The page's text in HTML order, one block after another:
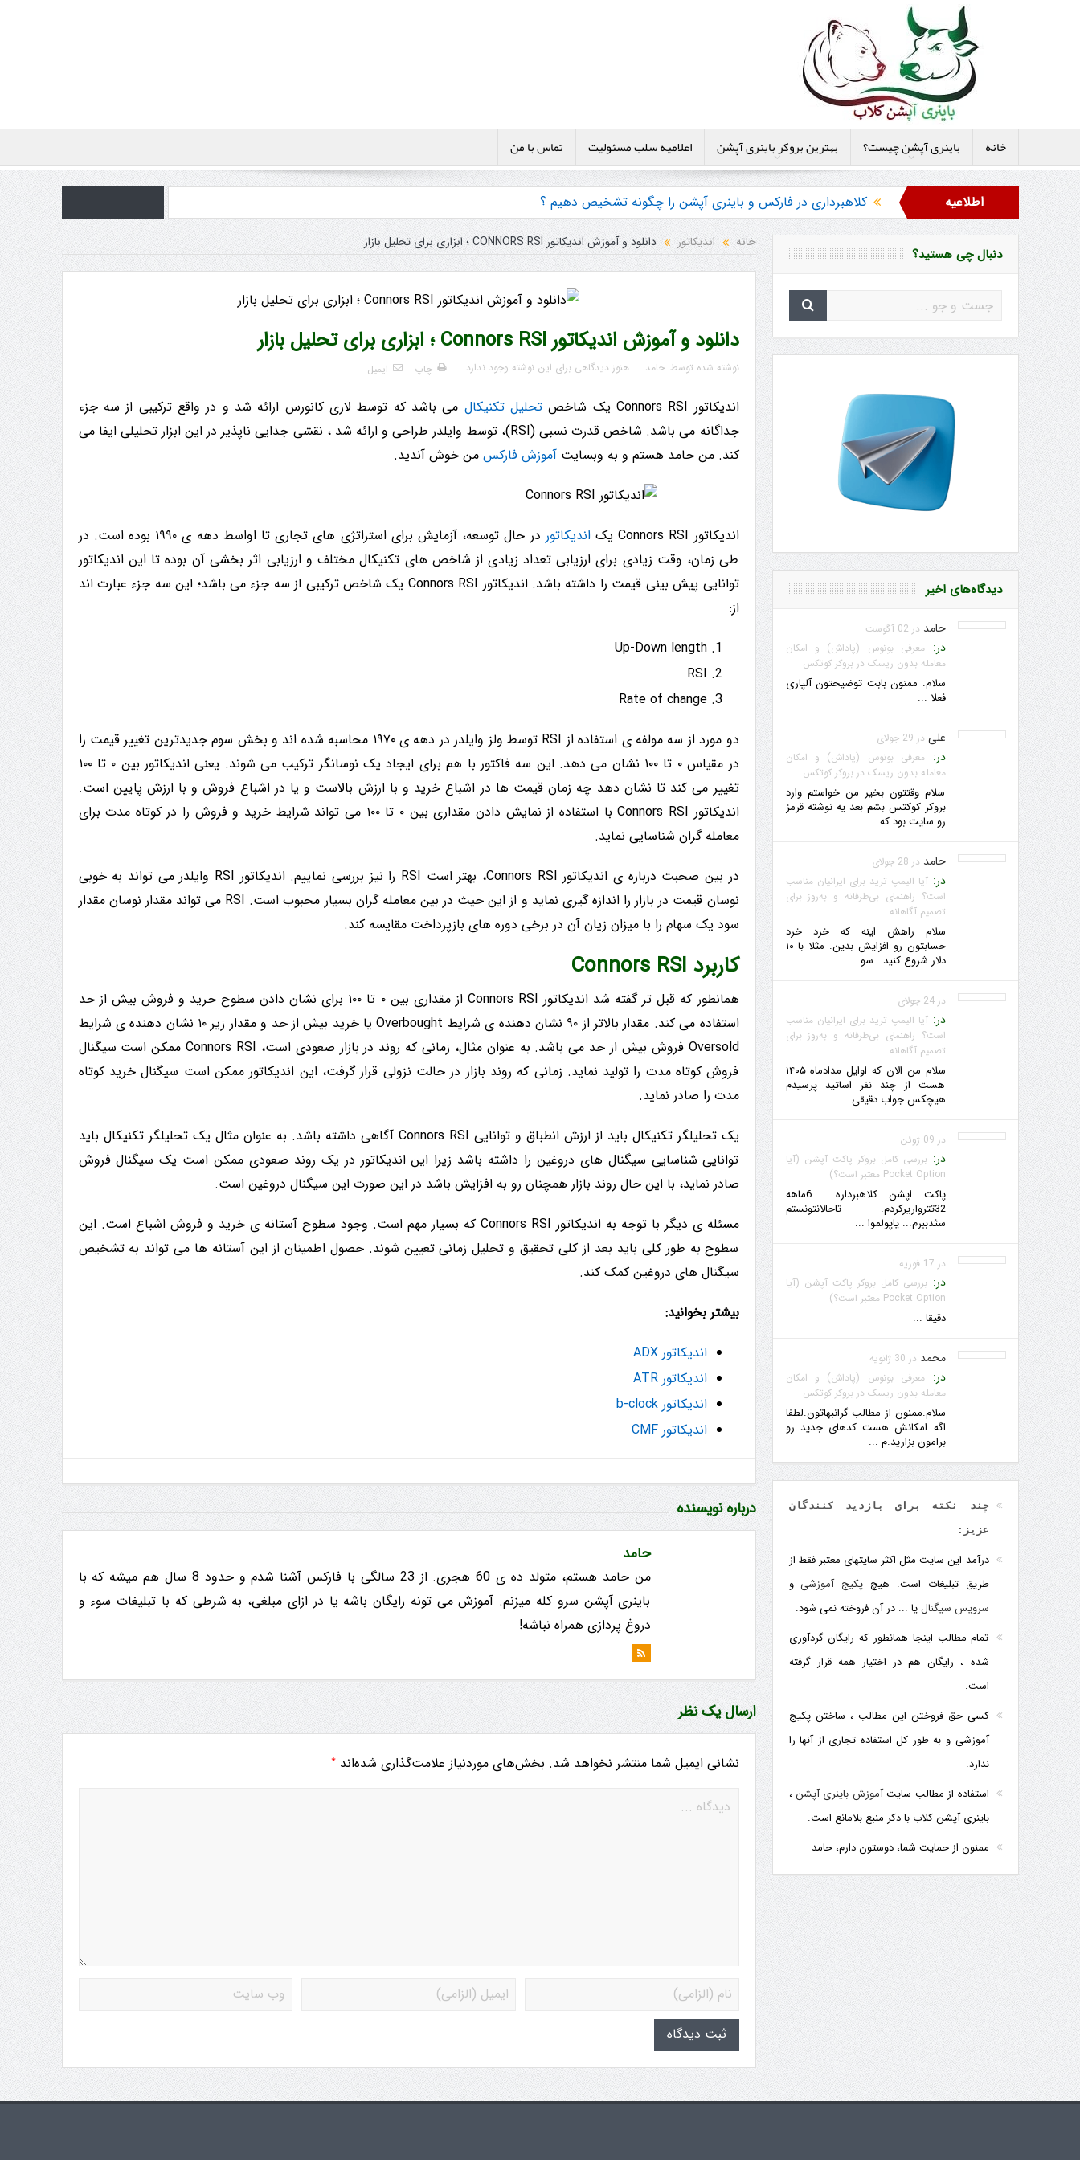
خانه باینری آپشن چیست؟ بهترین بروکر باینری آپشن اعلامیه سلب مسئولیت تماس با من
اطلاعیه
کلاهبرداری در فارکس و باینری آپشن را چگونه تشخیص دهیم ؟
هشدار در مورد خرید استراتژی ها و پکیج آموزش باینری آپشن
خانه اندیکاتور دانلود و آموزش اندیکاتور CONNORS RSI ؛ ابزاری برای تحلیل بازار
دانلود و آموزش اندیکاتور Connors RSI ؛ ابزاری برای تحلیل بازار
نوشته شده توسط:حامد هنوز دیدگاهی برای این نوشته وجود ندارد چاپ ایمیل
اندیکاتور Connors RSI یک شاخص تحلیل تکنیکال می باشد که توسط لاری کانورس ارائه شد و در واقع ترکیبی از سه جزء
جداگانه می باشد. شاخص قدرت نسبی (RSI)، توسط وایلدر طراحی و ارائه شد ، نقشی جدایی ناپذیر در این ابزار تحلیلی ایفا می
کند. من حامد هستم و به وبسایتآموزش فارکس من خوش آندید.
اندیکاتور Connors RSI یک اندیکاتور
در حال توسعه، آزمایش برای استراتژی های تجاری تا اواسط دهه ی ۱۹۹۰ بوده است. در
طی زمان، وقت زیادی برای ارزیابی تعداد زیادی از شاخص های تکنیکال مختلف و ارزیابی اثر بخشی آن بوده تا این اندیکاتور
توانایی پیش بینی قیمت را داشته باشد. اندیکاتور Connors RSI یک شاخص ترکیبی از سه جزء می باشد؛ این سه جزء عبارت اند
از:
Up-Down length
RSI
Rate of change
دو مورد از سه مولفه ی استفاده از RSI توسط ولز وایلدر در دهه ی ۱۹۷۰ محاسبه شده اند و بخش سوم جدیدترین تغییر قیمت را
در مقیاس ۰ تا ۱۰۰ نشان می دهد. این سه فاکتور با هم برای ایجاد یک نوسانگر ترکیب می شوند. یعنی اندیکاتور بین ۰ تا ۱۰۰
تغییر می کند تا نشان دهد چه زمان قیمت ها در اشباع خرید و با ارزش بالاست و یا در اشباع فروش و با ارزش پایین است.
اندیکاتور Connors RSI با استفاده از نمایش دادن مقداری بین ۰ تا ۱۰۰ می تواند شرایط خرید و فروش را در کوتاه مدت برای
معامله گران شناسایی نماید.
در بین صحبت درباره ی اندیکاتور Connors RSI، بهتر است RSI را نیز بررسی نماییم. اندیکاتور RSI وایلدر می تواند به خوبی
نوسان قیمت در بازار را اندازه گیری نماید و از این حیث در بین معامله گران بسیار محبوب است. RSI می تواند مقدار نوسان مقدار
سود یک سهام را با میزان زیان آن در برخی دوره های بازپرداخت مقایسه کند.
کاربرد Connors RSI
همانطور که قبل تر گفته شد اندیکاتور Connors RSI از مقداری بین ۰ تا ۱۰۰ برای نشان دادن سطوح خرید و فروش بیش از حد
استفاده می کند. مقدار بالاتر از ۹۰ نشان دهنده ی شرایط Overbought یا خرید بیش از حد و مقدار زیر ۱۰ نشان دهنده ی شرایط
Oversold فروش بیش از حد می باشد. به عنوان مثال، زمانی که روند در بازار صعودی است، Connors RSI ممکن است سیگنال
فروش کوتاه مدت را تولید نماید. زمانی که روند بازار در حالت نزولی قرار گرفت، این اندیکاتور ممکن است سیگنال خرید کوتاه
مدت را صادر نماید.
یک تحلیلگر تکنیکال باید از ارزش انطباق و توانایی Connors RSI آگاهی داشته باشد. به عنوان مثال یک تحلیلگر تکنیکال باید
توانایی شناسایی سیگنال های دروغین را داشته باشد زیرا این اندیکاتور در یک روند صعودی ممکن است یک سیگنال فروش
صادر نماید، با این حال روند بازار همچنان رو به افزایش باشد در این صورت این سیگنال دروغین است.
مسئله ی دیگر با توجه به اندیکاتور Connors RSI که بسیار مهم است. وجود سطوح آستانه ی خرید و فروش اشباع است. این
سطوح به طور کلی باید بعد از کلی تحقیق و تحلیل زمانی تعیین شوند. حصول اطمینان از این آستانه ها می تواند به تشخیص
سیگنال های دروغین کمک کند.
بیشتر بخوانید:
اندیکاتور ADX
اندیکاتور ATR
اندیکاتور b-clock
اندیکاتور CMF
درباره نویسنده
حامد
من حامد هستم، متولد ده ی 60 هجری. از 23 سالگی با فارکس آشنا شدم و حدود 8 سال هم میشه که با
باینری آپشن سرو کله میزنم. آموزش می تونه رایگان باشه یا در ازای مبلغی، به شرطی که با تبلیغات سوء و
دروغ پردازی همراه نباشه!
ارسال یک نظر
نشانی ایمیل شما منتشر نخواهد شد. بخش‌های موردنیاز علامت‌گذاری شده‌اند*
دنبال چی هستید؟
دیدگاه‌های اخیر
حامد در 02 آگوست
در: معرفی بونوس (پاداش) و امکان
معامله بدون ریسک در بروکر کوتکس
سلام. ممنون بابت توضیحتون آلپاری
فعلا ...
علی در 29 جولای
در: معرفی بونوس (پاداش) و امکان
معامله بدون ریسک در بروکر کوتکس
سلام وقتتون بخیر من خواستم وارد
بروکر کوکتس بشم بعد یه نوشته قرمز
رو سایت بود که ...
حامد در 28 جولای
در: آیا الیمپ ترید برای ایرانیان مناسب
است؟ راهنمای بی‌طرفانه و به‌روز برای
تصمیم آگاهانه
سلام راهش اینه که خرد خرد
حسابتون رو افزایش بدین. مثلا با ۱۰
دلار شروع کنید . سو ...
در 24 جولای
در: آیا الیمپ ترید برای ایرانیان مناسب
است؟ راهنمای بی‌طرفانه و به‌روز برای
تصمیم آگاهانه
سلام من الان که اوایل مدادماه ۱۴۰۵
هست از چند نفر اساتید پرسیدم
هیچکس جواب دقیقی ...
در 09 ژوئن
در: بررسی کامل بروکر پاکت آپشن (آیا
Pocket Option معتبر است؟)
پاکت اپشن کلاهبرداره.... 6ماهه
32تترواریرکردم. تاحالانتونستم
سثدببرم... یاپولموا ...
در 17 فوریه
در: بررسی کامل بروکر پاکت آپشن (آیا
Pocket Option معتبر است؟)
دقیقا ...
محمد در 30 ژانویه
در: معرفی بونوس (پاداش) و امکان
معامله بدون ریسک در بروکر کوتکس
سلام.ممنون از مطالب گرانبهاتون.لطفا
اگه امکانش هست کدهای جدید رو
برامون بزارید.م ...
چند نکته برای بازدید کنندگان
عزیز:
درآمد این سایت مثل اکثر سایتهای معتبر فقط از
طریق تبلیغات است. هیچ پکیج آموزشیو
سرویس سیگنال یا ... در آن فروخته نمی شود.
تمام مطالب اینجا همانطور که رایگان گردآوری
شده ، رایگان هم در اختیار همه قرار گرفته
است.
کسی حق فروختن این مطالب ، ساختن پکیج
آموزشی و به طور کل استفاده تجاری از آنها را
ندارد.
استفاده از مطالب سایتآموزش باینری آپشن،
باینری آپشن کلاب با ذکر منبع بلامانع است.
ممنون از حمایت شما، دوستون دارم، حامد